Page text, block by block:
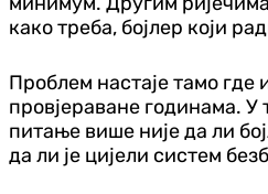
како треба, бојлер који
Проблем настаје тамо где
провјераване годинама. У
питање више није да ли
да ли је цијели систем